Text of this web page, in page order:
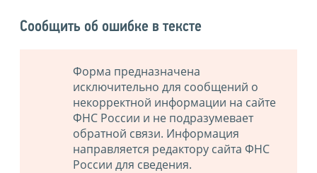
Сообщить об ошибке в тексте
Форма предназначена
исключительно для сообщений о
некорректной информации на сайте
ФНС России и не подразумевает
обратной связи. Информация
направляется редактору сайта ФНС
России для сведения.